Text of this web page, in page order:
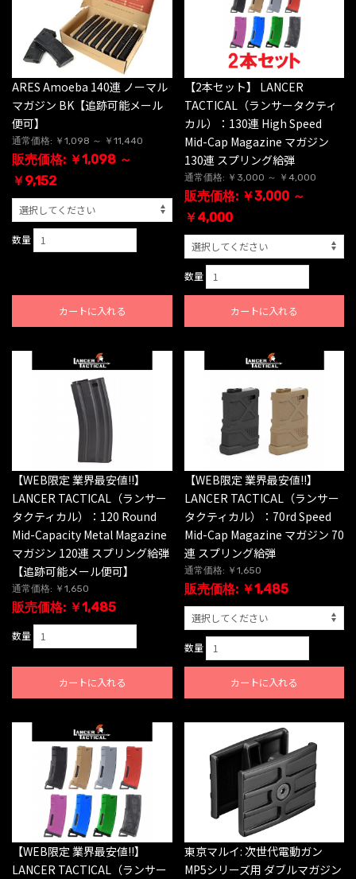
ARES Amoeba 140連 ノーマル
マガジン BK【追跡可能メール
便可】
通常価格: ￥1,098 ～ ￥11,440
販売価格: ￥1,098 ～
￥9,152
数量
カートに入れる
【2本セット】 LANCER
TACTICAL（ランサータクティ
カル）：130連 High Speed
Mid-Cap Magazine マガジン
130連 スプリング給弾
通常価格: ￥3,000 ～ ￥4,000
販売価格: ￥3,000 ～
￥4,000
数量
カートに入れる
【WEB限定 業界最安値!!】
LANCER TACTICAL（ランサー
タクティカル）：120 Round
Mid-Capacity Metal Magazine
マガジン 120連 スプリング給弾
【追跡可能メール便可】
通常価格: ￥1,650
販売価格: ￥1,485
数量
カートに入れる
【WEB限定 業界最安値!!】
LANCER TACTICAL（ランサー
タクティカル）：70rd Speed
Mid-Cap Magazine マガジン 70
連 スプリング給弾
通常価格: ￥1,650
販売価格: ￥1,485
数量
カートに入れる
【WEB限定 業界最安値!!】
LANCER TACTICAL（ランサー
東京マルイ: 次世代電動ガン
MP5シリーズ用 ダブルマガジン